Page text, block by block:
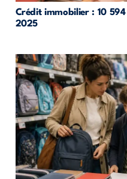
Crédit immobilier : 10
2025